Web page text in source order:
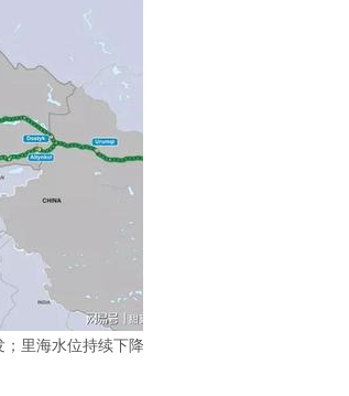
里海水位持续下降，大